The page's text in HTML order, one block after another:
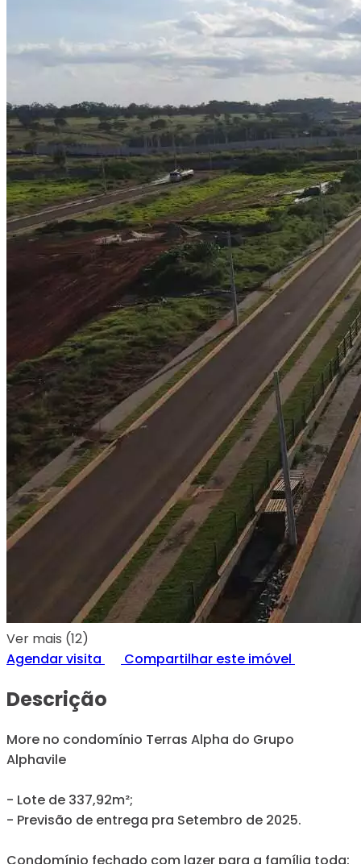
Ver mais (12)
Agendar visita
Compartilhar este imóvel
Descrição
More no condomínio Terras Alpha do Grupo
Alphavile
- Lote de 337,92m²;
- Previsão de entrega pra Setembro de 2025.
Condomínio fechado com lazer para a família toda: